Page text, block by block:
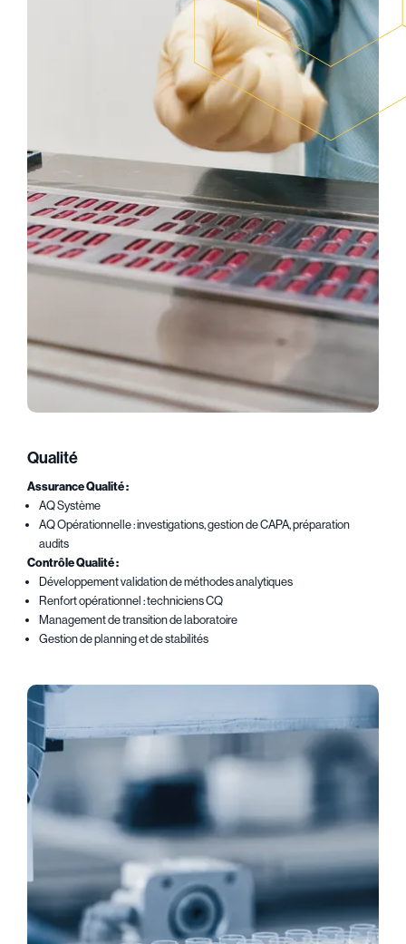
Qualité
Assurance Qualité :
AQ Système
AQ Opérationnelle : investigations, gestion de CAPA, préparation
audits
Contrôle Qualité :
Développement validation de méthodes analytiques
Renfort opérationnel : techniciens CQ
Management de transition de laboratoire
Gestion de planning et de stabilités